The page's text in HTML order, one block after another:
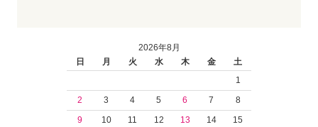
2026年8月
日
月 火 水 木 金
土
1
2
3 4 5 6 7
8
9
10 11 12 13 14
15